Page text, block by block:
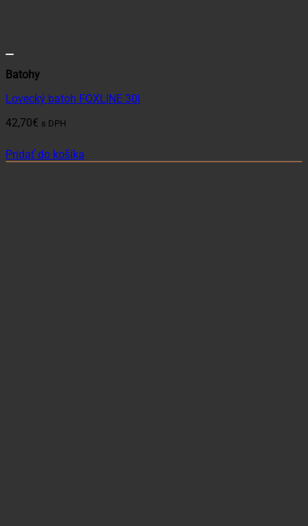
Batohy
Lovecký batoh FOXLINE 30l
42,70€ s DPH
Pridať do košíka